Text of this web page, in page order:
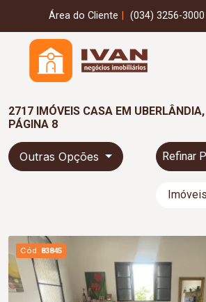
Área do Cliente (034) 3256-3000
2717 IMÓVEIS CASA EM
PÁGINA 8
Outras Opções Refinar
Cód. 83845